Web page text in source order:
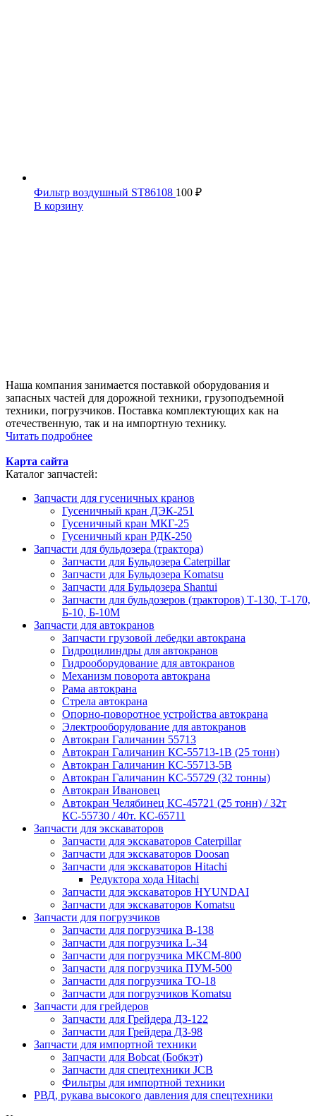
Фильтр воздушный ST86108 100 ₽
В корзину
Наша компания занимается поставкой оборудования и
запасных частей для дорожной техники, грузоподъемной
техники, погрузчиков. Поставка комплектующих как на
отечественную, так и на импортную технику.
Читать подробнее
Карта сайта
Каталог запчастей:
Запчасти для гусеничных кранов
Гусеничный кран ДЭК-251
Гусеничный кран МКГ-25
Гусеничный кран РДК-250
Запчасти для бульдозера (трактора)
Запчасти для Бульдозера Caterpillar
Запчасти для Бульдозера Komatsu
Запчасти для Бульдозера Shantui
Запчасти для бульдозеров (тракторов) Т-130, Т-170,
Б-10, Б-10М
Запчасти для автокранов
Запчасти грузовой лебедки автокрана
Гидроцилиндры для автокранов
Гидрооборудование для автокранов
Механизм поворота автокрана
Рама автокрана
Стрела автокрана
Опорно-поворотное устройства автокрана
Электрооборудование для автокранов
Автокран Галичанин 55713
Автокран Галичанин КС-55713-1В (25 тонн)
Автокран Галичанин КС-55713-5В
Автокран Галичанин КС-55729 (32 тонны)
Автокран Ивановец
Автокран Челябинец КС-45721 (25 тонн) / 32т
КС-55730 / 40т. КС-65711
Запчасти для экскаваторов
Запчасти для экскаваторов Caterpillar
Запчасти для экскаваторов Doosan
Запчасти для экскаваторов Hitachi
Редуктора хода Hitachi
Запчасти для экскаваторов HYUNDAI
Запчасти для экскаваторов Komatsu
Запчасти для погрузчиков
Запчасти для погрузчика B-138
Запчасти для погрузчика L-34
Запчасти для погрузчика МКСМ-800
Запчасти для погрузчика ПУМ-500
Запчасти для погрузчика ТО-18
Запчасти для погрузчиков Komatsu
Запчасти для грейдеров
Запчасти для Грейдера ДЗ-122
Запчасти для Грейдера ДЗ-98
Запчасти для импортной техники
Запчасти для Bobcat (Бобкэт)
Запчасти для спецтехники JCB
Фильтры для импортной техники
РВД, рукава высокого давления для спецтехники